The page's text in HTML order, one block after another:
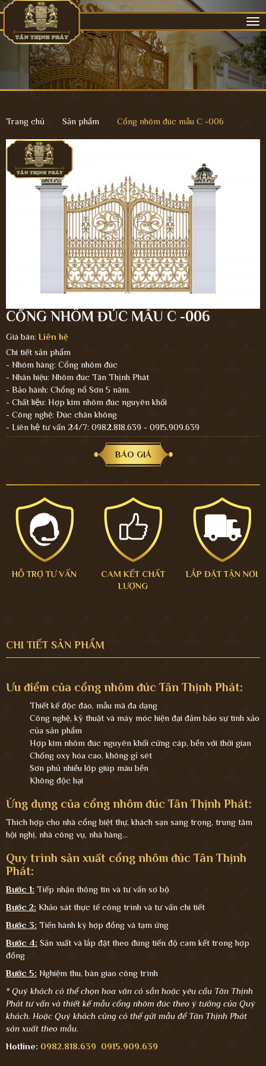
Trang chủ Sản phẩm Cổng nhôm đúc mẫu C -006
CỔNG NHÔM ĐÚC MẪU C -006
Giá bán:Liên hệ
Chi tiết sản phẩm
- Nhóm hàng: Cổng nhôm đúc
- Nhãn hiệu: Nhôm đúc Tân Thịnh Phát
- Bảo hành: Chổng nổ Sơn 5 năm.
- Chất liệu: Hợp kim nhôm đúc nguyên khối
- Công nghệ: Đúc chân không
- Liên hệ tư vấn 24/7: 0982.818.639 - 0915.909.639
BÁO GIÁ
HỖ TRỢ TƯ VẤN
CAM KẾT CHẤT
LƯỢNG
LẮP ĐẶT TẬN NƠI
CHI TIẾT SẢN PHẨM
Ưu điểm của cổng nhôm đúc Tân Thịnh Phát:
Thiết kế độc đáo, mẫu mã đa dạng
Công nghệ, kỹ thuật và máy móc hiện đại đảm bảo sự tinh xảo
của sản phẩm
Hợp kim nhôm đúc nguyên khối cứng cáp, bền với thời gian
Chống oxy hóa cao, không gỉ sét
Sơn phủ nhiều lớp giúp màu bền
Không độc hại
Ứng dụng của cổng nhôm đúc Tân Thịnh Phát:
Thích hợp cho nhà cổng biệt thự, khách sạn sang trọng, trung tâm
hội nghị, nhà công vụ, nhà hàng...
Quy trình sản xuất cổng nhôm đúc Tân Thịnh
Phát:
Bước 1: Tiếp nhận thông tin và tư vấn sơ bộ
Bước 2: Khảo sát thực tế công trình và tư vấn chi tiết
Bước 3: Tiến hành ký hợp đồng và tạm ứng
Bước 4: Sản xuất và lắp đặt theo đúng tiến độ cam kết trong hợp
đồng
Bước 5: Nghiệm thu, bàn giao công trình
* Quý khách có thể chọn hoa văn có sẵn hoặc yêu cầu Tân Thịnh
Phát tư vấn và thiết kế mẫu cổng nhôm đúc theo ý tưởng của Quý
khách. Hoặc Quý khách cũng có thể gửi mẫu để Tân Thịnh Phát
sản xuất theo mẫu.
Hotline: 0982.818.639 0915.909.639